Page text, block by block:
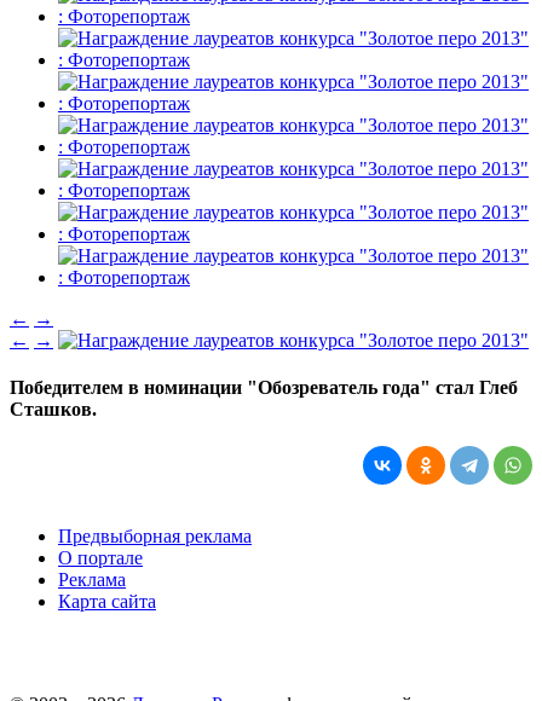
← →
← →
Победителем в номинации "Обозреватель года" стал Глеб
Сташков.
Предвыборная реклама
О портале
Реклама
Карта сайта